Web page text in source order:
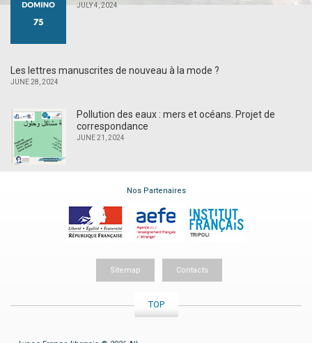
JULY 4, 2024
Les lettres manuscrites de nouveau à la mode ?
JUNE 28, 2024
Pollution des eaux : mers et océans. Projet de
correspondance
JUNE 21, 2024
Nos Partenaires
Sitemap Contacts
TOP